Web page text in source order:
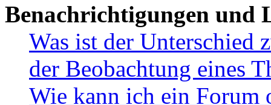
Benachrichtigungen und
Was ist der Unterschied
der Beobachtung eines
Wie kann ich ein Forum